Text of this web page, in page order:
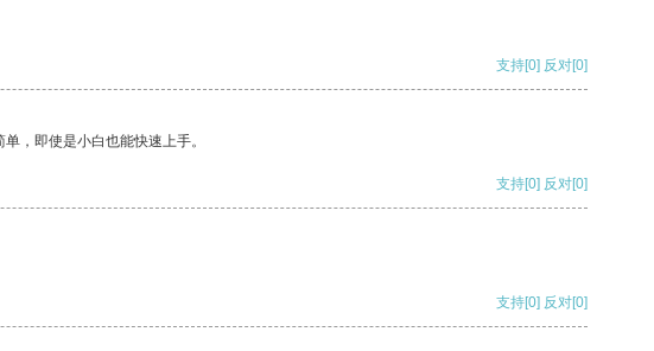
支持[0] 反对[0]
，即使是小白也能快速上手。
支持[0] 反对[0]
支持[0] 反对[0]